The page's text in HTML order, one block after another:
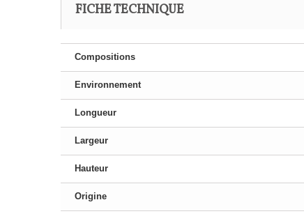
FICHE TECHNIQUE
Compositions
Environnement
Longueur
Largeur
Hauteur
Origine